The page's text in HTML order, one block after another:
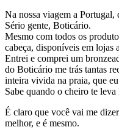
Na nossa viagem a
Sério gente, Boticário.
Mesmo com todos os
cabeça, disponíveis em lojas
Entrei e comprei um
do Boticário me trás tantas
inteira vivida na praia, que
Sabe quando o cheiro te leva
É claro que você vai me
melhor, e é mesmo.